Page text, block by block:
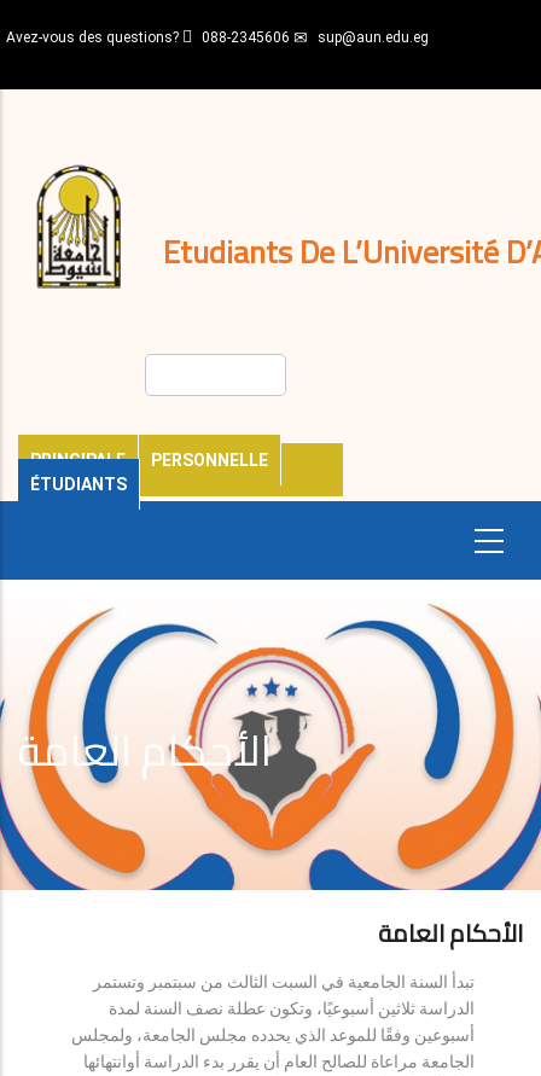
au
principal
Avez-vous des questions? 088-2345606 sup@aun.edu.eg
Etudiants De L’Université
PRINCIPALE
PERSONNELLE
ÉTUDIANTS
décisions
Expatriés
Journal
الأحكام العامة
الأحكام العامة
تبدأ السنة الجامعية في السبت الثالث من سبتمبر وتستمر
الدراسة ثلاثين أسبوعيًا، وتكون عطلة نصف السنة لمدة
أسبوعين وفقًا للموعد الذي يحدده مجلس الجامعة، ولمجلس
الجامعة مراعاة للصالح العام أن يقرر بدء الدراسة أوانتهائها